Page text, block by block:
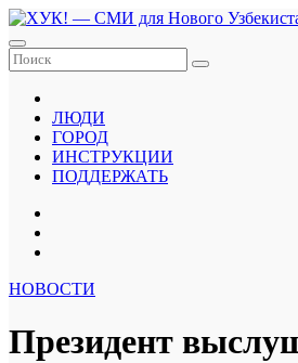
Перейти
к
содержанию
ЛЮДИ
ГОРОД
ИНСТРУКЦИИ
ПОДДЕРЖАТЬ
НОВОСТИ
Президент